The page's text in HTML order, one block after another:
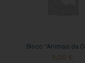
Bloco “Animais da
9,00 €